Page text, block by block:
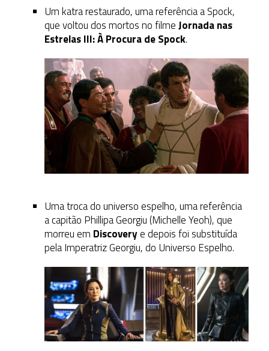
Um katra restaurado, uma referência a Spock,
que voltou dos mortos no filmeJornada nas
Estrelas III: À Procura de Spock.
Uma troca do universo espelho, uma referência
a capitão Phillipa Georgiu (Michelle Yeoh), que
morreu em Discoverye depois foi substituída
pela Imperatriz Georgiu, do Universo Espelho.